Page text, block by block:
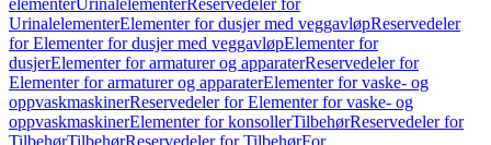
elementerUrinalelementerReservedeler for
UrinalelementerElementer for dusjer med veggavløpReservedeler
for Elementer for dusjer med veggavløpElementer for
dusjerElementer for armaturer og apparaterReservedeler for
Elementer for armaturer og apparaterElementer for vaske- og
oppvaskmaskinerReservedeler for Elementer for vaske- og
oppvaskmaskinerElementer for konsollerTilbehørReservedeler for
TilbehørTilbehørReservedeler for TilbehørFor